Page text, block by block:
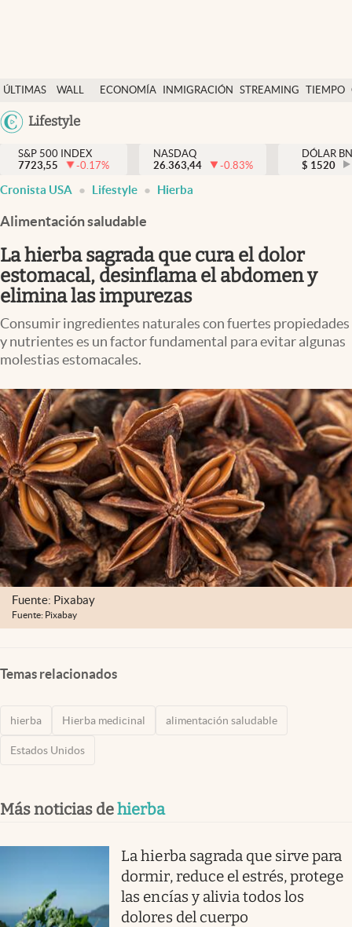
ÚLTIMAS
NOTICIAS
WALL
Y
DÓLAR
ECONOMÍA INMIGRACIÓN STREAMING TIEMPO
México
Lifestyle
Finanzas y economía
Wall Street y dólar
Inmigración
Espiritual
Streaming
PC y mobile
Lifestyle
USA
S&P 500 INDEX
7723,55
-0.17%
NASDAQ
26.363,44
-0.83%
DÓLAR
$ 1520
Cronista USA Lifestyle Hierba
Alimentación saludable
La hierba sagrada que cura el dolor
estomacal, desinflama el abdomen y
elimina las impurezas
Consumir ingredientes naturales con fuertes propiedades
y nutrientes es un factor fundamental para evitar algunas
molestias estomacales.
Fuente: Pixabay
Fuente: Pixabay
Temas relacionados
hierba Hierba medicinal alimentación saludable
Estados Unidos
Más noticias dehierba
La hierba sagrada que sirve para
dormir, reduce el estrés, protege
las encías y alivia todos los
dolores del cuerpo